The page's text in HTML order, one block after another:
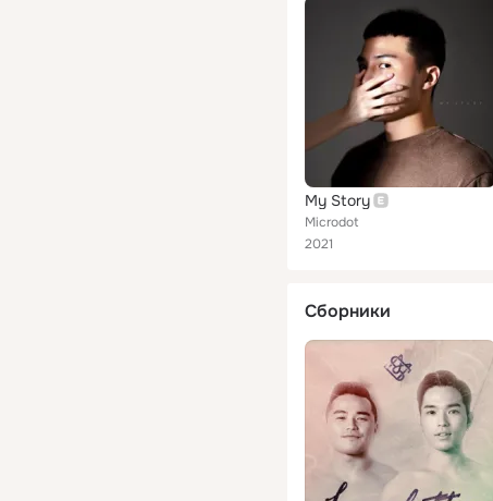
My Story
Microdot
2021
Сборники